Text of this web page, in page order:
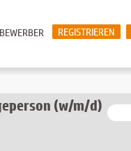
REGISTRIEREN
(w/m/d)